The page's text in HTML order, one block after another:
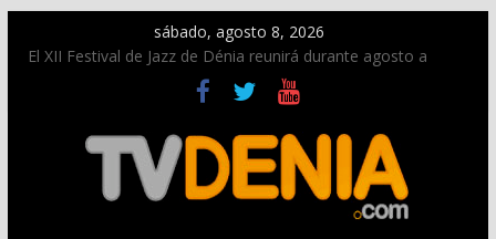
sábado, agosto 8, 2026
El XII Festival de Jazz de Dénia reunirá durante agosto a
figuras nacionales e internacionales en los Jardins de
Una nueva oportunidad para donar sangre en Cruz Roja
El bando moro protagonista en la Segunda Entraeta Festera
Paco Adsuar dona al Arxiu de Dénia más de 50.000 imágenes